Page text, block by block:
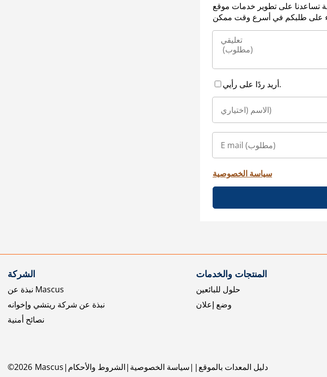
تساعدنا على تطوير خدمات موقع
أريد ردًا على رأيي.
سياسة الخصوصية
الشركة
نبذة عن Mascus
نبذة عن شركة ريتشي وإخوانه
نصائح أمنية
المنتجات والخدمات
حلول للبائعين
وضع إعلان
©2026 Mascus الشروط والأحكام سياسة الخصوصية دليل المعدات بالموقع